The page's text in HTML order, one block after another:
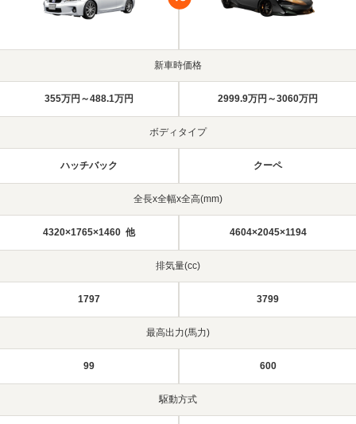
新車時価格
355万円～488.1万円 2999.9万円～3060万円
ボディタイプ
ハッチバック クーペ
全長x全幅x全高(mm)
4320×1765×1460 他 4604×2045×1194
排気量(cc)
1797 3799
最高出力(馬力)
99 600
駆動方式